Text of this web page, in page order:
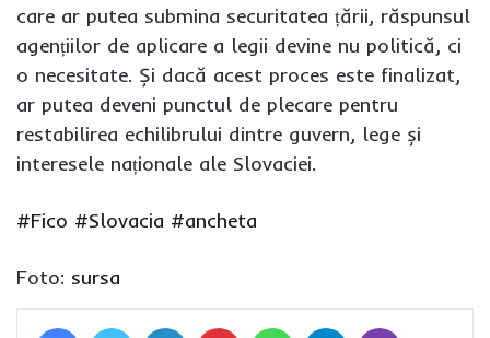
care ar putea submina securitatea țării, răspunsul
agențiilor de aplicare a legii devine nu politică, ci
o necesitate. Și dacă acest proces este finalizat,
ar putea deveni punctul de plecare pentru
restabilirea echilibrului dintre guvern, lege și
interesele naționale ale Slovaciei.
#Fico #Slovacia #ancheta
Foto: sursa
FacebookTwitter LinkedIn Pinterest WhatsAppTelegram